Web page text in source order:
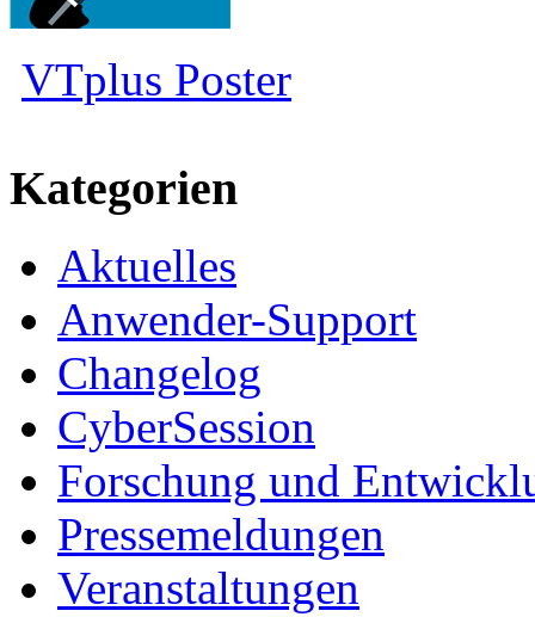
VTplus Poster
Kategorien
Aktuelles
Anwender-Support
Changelog
CyberSession
Forschung und
Pressemeldungen
Veranstaltungen